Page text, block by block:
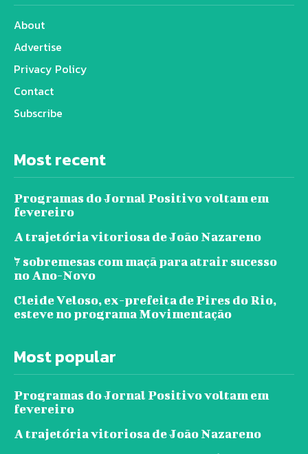
About
Advertise
Privacy Policy
Contact
Subscribe
Most recent
Programas do Jornal Positivo voltam em
fevereiro
A trajetória vitoriosa de João Nazareno
7 sobremesas com maçã para atrair sucesso
no Ano-Novo
Cleide Veloso, ex-prefeita de Pires do Rio,
esteve no programa Movimentação
Most popular
Programas do Jornal Positivo voltam em
fevereiro
A trajetória vitoriosa de João Nazareno